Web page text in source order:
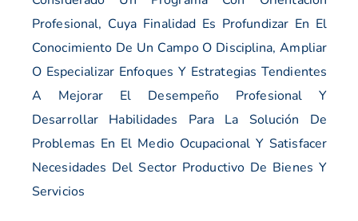
Profesional, Cuya Finalidad Es Profundizar En El
Conocimiento De Un Campo O Disciplina, Ampliar
O Especializar Enfoques Y Estrategias Tendientes
A Mejorar El Desempeño Profesional Y
Desarrollar Habilidades Para La Solución De
Problemas En El Medio Ocupacional Y Satisfacer
Necesidades Del Sector Productivo De Bienes Y
Servicios